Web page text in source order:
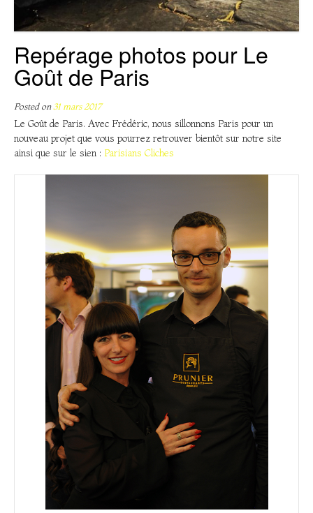
Repérage photos pour Le
Goût de Paris
Posted on31 mars 2017
Le Goût de Paris. Avec Frédéric, nous sillonnons Paris pour un
nouveau projet que vous pourrez retrouver bientôt sur notre site
ainsi que sur le sien : Parisians Cliches